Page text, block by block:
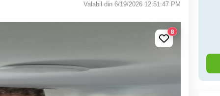
Valabil din 6/19/2026 12:51:47 PM
8